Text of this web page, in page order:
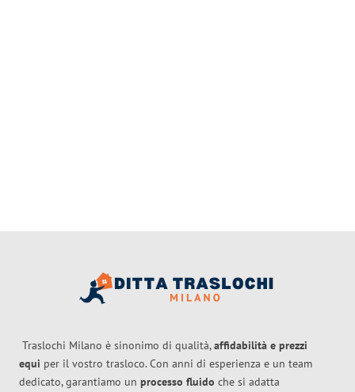
Traslochi Milano è sinonimo di qualità,affidabilità e prezzi
equi per il vostro trasloco. Con anni di esperienza e un team
dedicato, garantiamo un processo fluido che si adatta